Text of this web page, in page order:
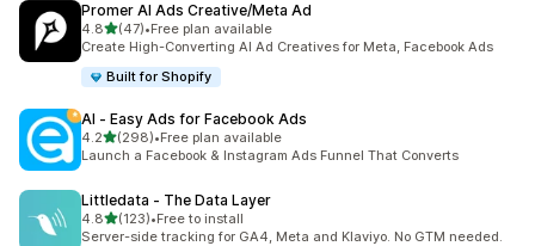
Promer AI Ads Creative/Meta Ad
4.8滿分 5 顆星
(47)
共有 47 則評價
•Free plan available
Create High-Converting AI Ad Creatives for Meta, Facebook Ads
Built for Shopify
AI ‑ Easy Ads for Facebook Ads
4.2滿分 5 顆星
(298)
共有 298 則評價
•Free plan available
Launch a Facebook & Instagram Ads Funnel That Converts
Littledata ‑ The Data Layer
4.8滿分 5 顆星
(123)
共有 123 則評價
•Free to install
Server-side tracking for GA4, Meta and Klaviyo. No GTM needed.